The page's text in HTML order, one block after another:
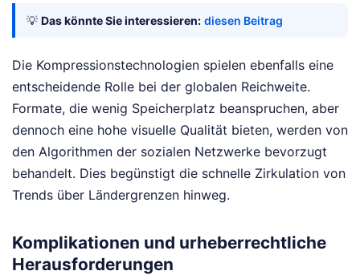
💡 Das könnte Sie interessieren: diesen Beitrag
Die Kompressionstechnologien spielen ebenfalls eine
entscheidende Rolle bei der globalen Reichweite.
Formate, die wenig Speicherplatz beanspruchen, aber
dennoch eine hohe visuelle Qualität bieten, werden von
den Algorithmen der sozialen Netzwerke bevorzugt
behandelt. Dies begünstigt die schnelle Zirkulation von
Trends über Ländergrenzen hinweg.
Komplikationen und urheberrechtliche
Herausforderungen